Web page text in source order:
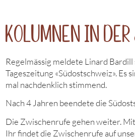
Kolumnen in
Regelmässig meldete Linard
Tageszeitung «Südostschweiz». Es
mal nachdenklich stimmend.
Nach 4 Jahren beendete die
Die Zwischenrufe gehen weiter.
Ihr findet die Zwischenrufe auf